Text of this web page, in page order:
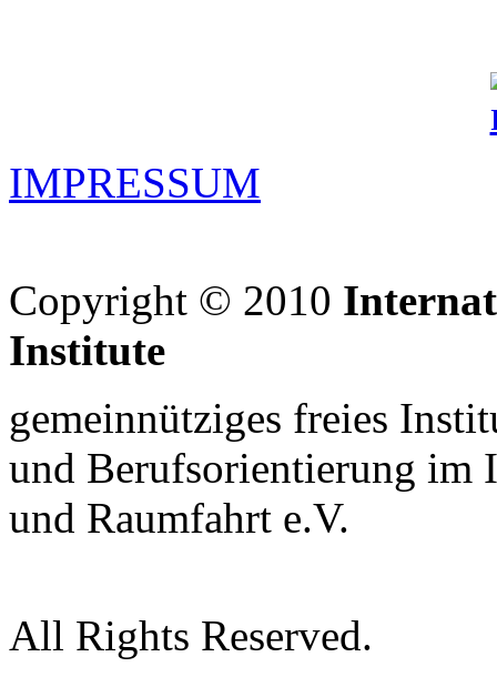
IMPRESSUM
Copyright © 2010
Institute
gemeinnütziges freies
und Berufsorientierung im
und Raumfahrt e.V.
All Rights Reserved.